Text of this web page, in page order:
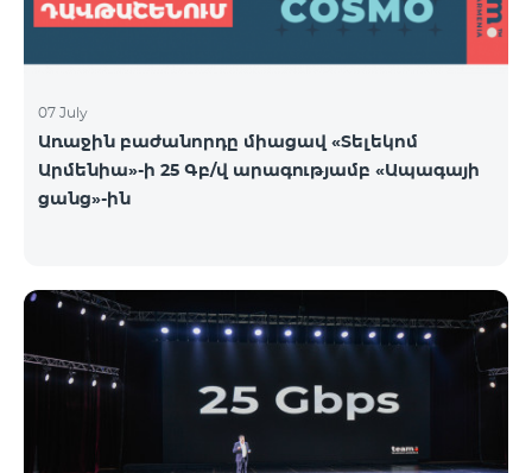
07 July
Առաջին բաժանորդը միացավ «Տելեկոմ
Արմենիա»-ի 25 Գբ/վ արագությամբ «Ապագայի
ցանց»-ին